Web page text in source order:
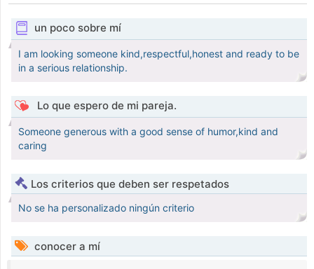
un poco sobre mí
I am looking someone kind,respectful,honest and ready to be
in a serious relationship.
Lo que espero de mi pareja.
Someone generous with a good sense of humor,kind and
caring
Los criterios que deben ser respetados
No se ha personalizado ningún criterio
conocer a mí